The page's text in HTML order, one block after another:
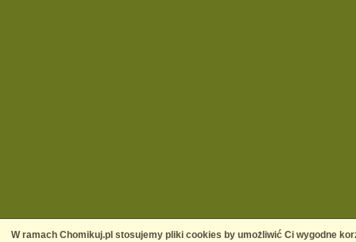
W ramach Chomikuj.pl stosujemy pliki cookies by umożliwić Ci wygodne